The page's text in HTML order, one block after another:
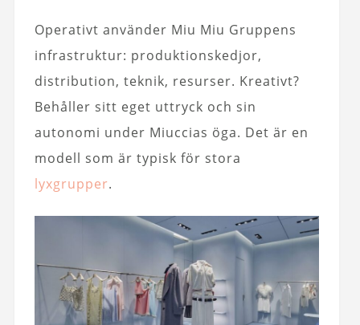
Operativt använder Miu Miu Gruppens
infrastruktur: produktionskedjor,
distribution, teknik, resurser. Kreativt?
Behåller sitt eget uttryck och sin
autonomi under Miuccias öga. Det är en
modell som är typisk för stora
lyxgrupper.